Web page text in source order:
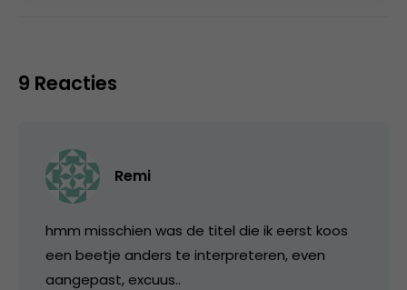
9 Reacties
Remi
hmm misschien was de titel die ik eerst koos
een beetje anders te interpreteren, even
aangepast, excuus..